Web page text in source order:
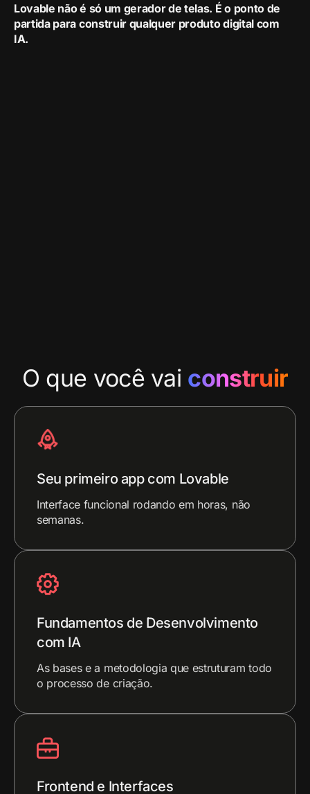
Lovable não é só um gerador de telas. É o ponto de
partida para construir qualquer produto digital com
IA.
O que você vai construir
Seu primeiro app com Lovable
Interface funcional rodando em horas, não
semanas.
Fundamentos de Desenvolvimento
com IA
As bases e a metodologia que estruturam todo
o processo de criação.
Frontend e Interfaces